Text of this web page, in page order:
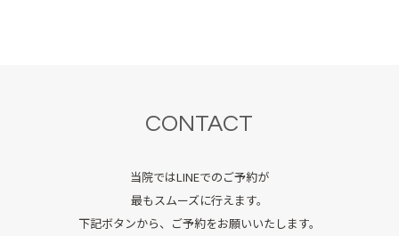
CONTACT
当院ではLINEでのご予約が
最もスムーズに行えます。
下記ボタンから、ご予約をお願いいたします。